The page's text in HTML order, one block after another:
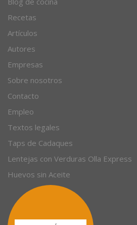
Recetas
Artículos
Autores
Empresas
Sobre nosotros
Contacto
Empleo
Textos legales
Taps de Cadaques
Lentejas con Verduras Olla Express
Huevos sin Aceite